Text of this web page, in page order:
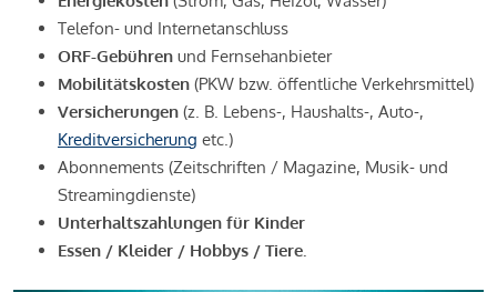
Telefon- und Internetanschluss
ORF-Gebühren und Fernsehanbieter
Mobilitätskosten (PKW bzw. öffentliche Verkehrsmittel)
Versicherungen (z. B. Lebens-, Haushalts-, Auto-,
Kreditversicherung etc.)
Abonnements (Zeitschriften / Magazine, Musik- und
Streamingdienste)
Unterhaltszahlungen für Kinder
Essen / Kleider / Hobbys / Tiere.